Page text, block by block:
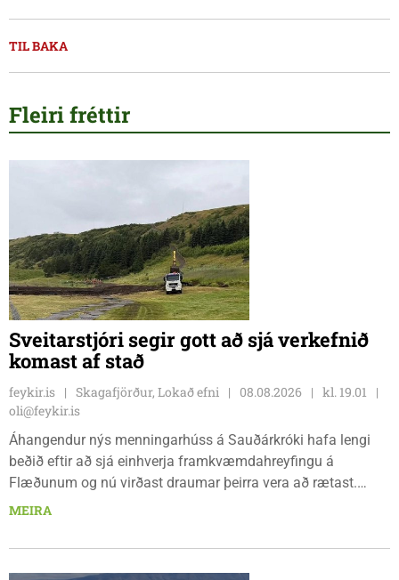
TIL BAKA
Fleiri fréttir
Sveitarstjóri segir gott að sjá verkefnið
komast af stað
feykir.is Skagafjörður, Lokað efni 08.08.2026
kl. 19.01
oli@feykir.is
Áhangendur nýs menningarhúss á Sauðárkróki hafa lengi
beðið eftir að sjá einhverja framkvæmdahreyfingu á
Flæðunum og nú virðast draumar þeirra vera að rætast.
Þórður Hansen mætti með tæki og tól og hóf
og sagði Magnús Barðdal sveitarstjóri það vera virkilega
MEIRA